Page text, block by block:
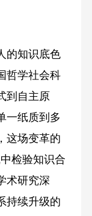
知识底色
哲学社会科
到自主原
一纸质到多
这场变革的
检验知识合
术研究深
持续升级的